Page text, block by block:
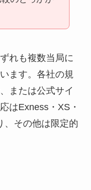
れも複数当局に
ます。各社の規
または公式サイ
はExness・XS・
、その他は限定的